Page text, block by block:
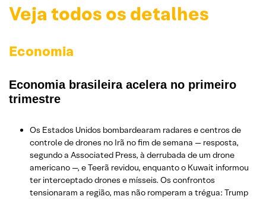
Veja todos os detalhes
Economia
Economia brasileira acelera no primeiro
trimestre
Os Estados Unidos bombardearam radares e centros de
controle de drones no Irã no fim de semana — resposta,
segundo a Associated Press, à derrubada de um drone
americano —, e Teerã revidou, enquanto o Kuwait informou
ter interceptado drones e mísseis. Os confrontos
tensionaram a região, mas não romperam a trégua: Trump